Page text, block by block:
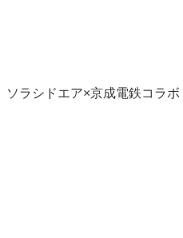
ソラシドエア×京成電鉄コラボ